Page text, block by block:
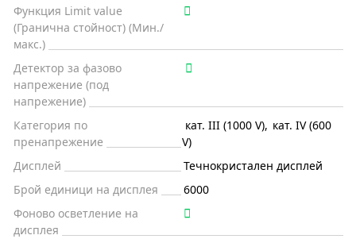
Функция Limit value
(Гранична стойност) (Мин./
макс.)
Детектор за фазово
напрежение (под
напрежение)
Категория по
пренапрежение
кат. III (1000 V), кат. IV (600
V)
Дисплей
Течнокристален дисплей
Брой единици на дисплея
6000
Фоново осветление на
дисплея